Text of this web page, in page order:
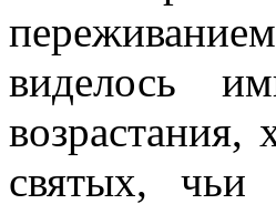
виделось
святых, чьи